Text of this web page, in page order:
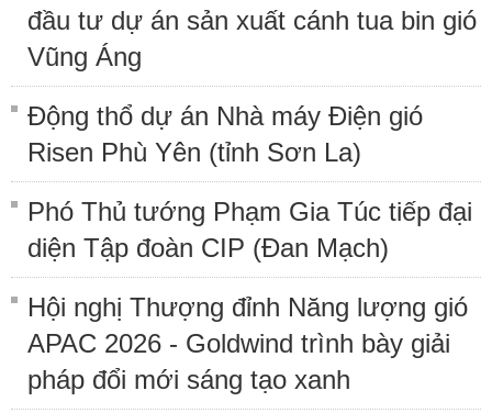
đầu tư dự án sản xuất cánh tua bin gió
Vũng Áng
Động thổ dự án Nhà máy Điện gió
Risen Phù Yên (tỉnh Sơn La)
Phó Thủ tướng Phạm Gia Túc tiếp đại
diện Tập đoàn CIP (Đan Mạch)
Hội nghị Thượng đỉnh Năng lượng gió
APAC 2026 - Goldwind trình bày giải
pháp đổi mới sáng tạo xanh